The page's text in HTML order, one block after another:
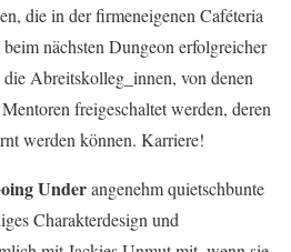
die in der firmeneigenen Caféteria
nächsten Dungeon erfolgreicher
Abreitskolleg_innen, von denen
freigeschaltet werden, deren
werden können. Karriere!
Underangenehm quietschbunte
Charakterdesign und